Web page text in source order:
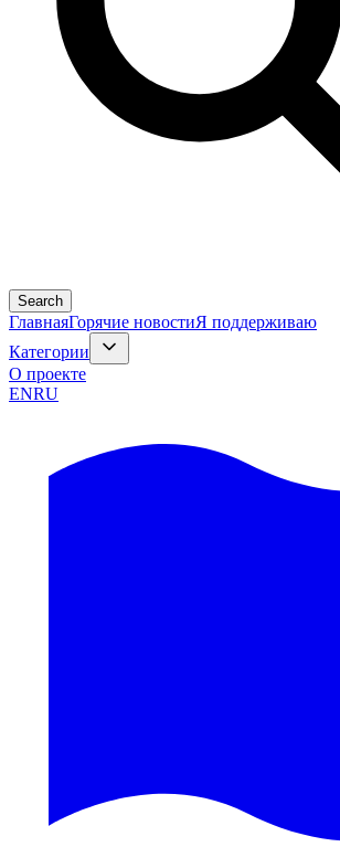
Search
ГлавнаяГорячие новостиЯ поддерживаю
Категории
О проекте
ENRU